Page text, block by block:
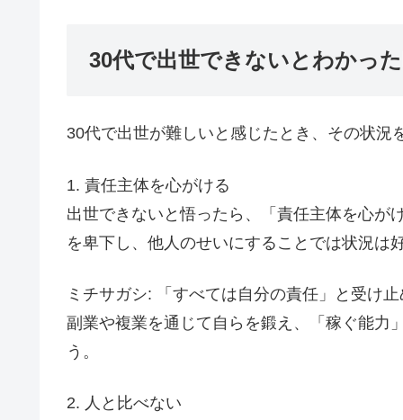
30代で出世できないとわかっ
30代で出世が難しいと感じたとき、その状況
1. 責任主体を心がける
出世できないと悟ったら、「責任主体を心が
を卑下し、他人のせいにすることでは状況は
ミチサガシ: 「すべては自分の責任」と受け
副業や複業を通じて自らを鍛え、「稼ぐ能力
う。
2. 人と比べない